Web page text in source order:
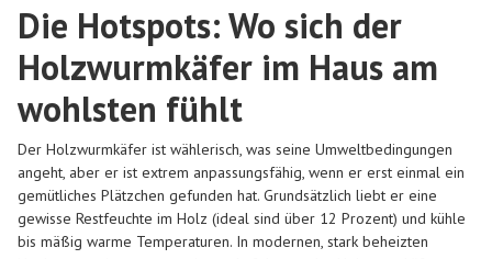
Die Hotspots: Wo sich der
Holzwurmkäfer im Haus am
wohlsten fühlt
Der Holzwurmkäfer ist wählerisch, was seine Umweltbedingungen
angeht, aber er ist extrem anpassungsfähig, wenn er erst einmal ein
gemütliches Plätzchen gefunden hat. Grundsätzlich liebt er eine
gewisse Restfeuchte im Holz (ideal sind über 12 Prozent) und kühle
bis mäßig warme Temperaturen. In modernen, stark beheizten